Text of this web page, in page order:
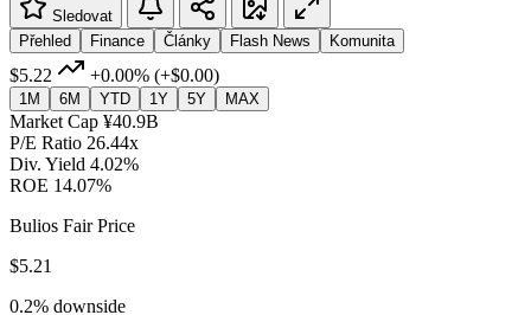
Sledovat
Přehled
Finance Články Flash News Komunita
$5.22 +0.00% (+$0.00)
1M 6M YTD 1Y 5Y MAX
Market Cap ¥40.9B
P/E Ratio 26.44x
Div. Yield 4.02%
ROE 14.07%
Bulios Fair Price
$5.21
0.2% downside